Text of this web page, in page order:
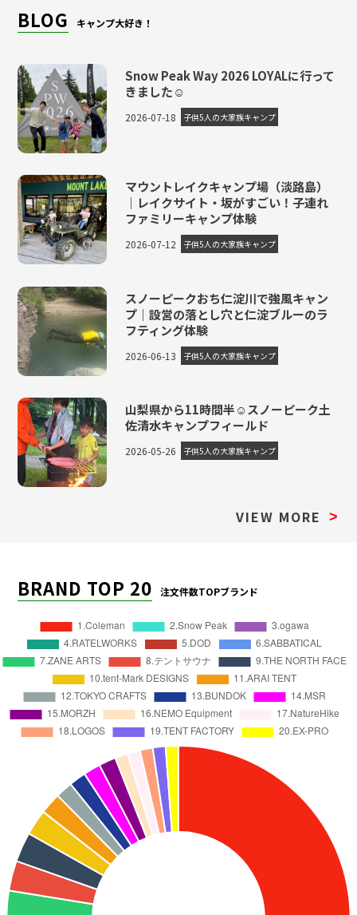
BLOG キャンプ大好き！
Snow Peak Way 2026 LOYALに行って
きました☺
2026-07-18 子供5人の大家族キャンプ
マウントレイクキャンプ場（淡路島）
｜レイクサイト・坂がすごい！子連れ
ファミリーキャンプ体験
2026-07-12 子供5人の大家族キャンプ
スノーピークおち仁淀川で強風キャン
プ｜設営の落とし穴と仁淀ブルーのラ
フティング体験
2026-06-13 子供5人の大家族キャンプ
山梨県から11時間半☺スノーピーク土
佐清水キャンプフィールド
2026-05-26 子供5人の大家族キャンプ
VIEW MORE >
BRAND TOP 20 注文件数TOPブランド